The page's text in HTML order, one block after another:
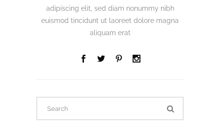
adipiscing elit, sed diam nonummy nibh
euismod tincidunt ut laoreet dolore magna
aliquam erat